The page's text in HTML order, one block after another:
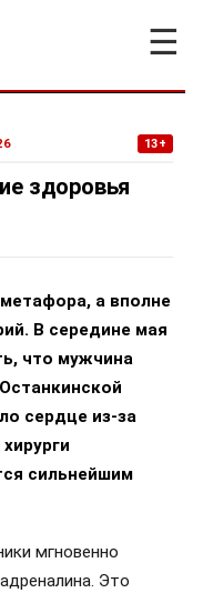
☰
13+
здоровья
а вполне
В середине мая
что мужчина
сердце из-за
сильнейшим
мгновенно
Это